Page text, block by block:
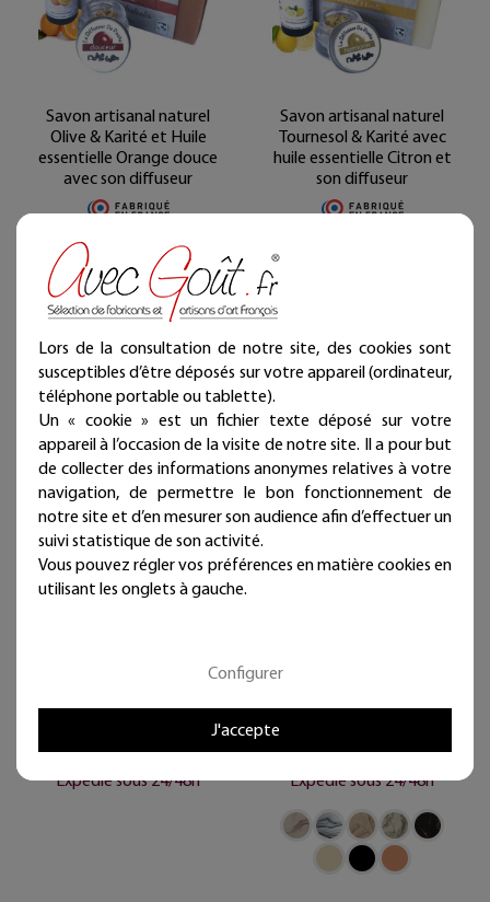
Savon artisanal naturel
Olive & Karité et Huile
essentielle Orange douce
avec son diffuseur
Livraison offerte
(en France métropolitaine)
Expédié sous 24/48h
Savon artisanal naturel
Tournesol & Karité avec
huile essentielle Citron et
son diffuseur
10,40 €
(en France métropolitaine)
Expédié sous 24/48h
21,00 €
(en France métropolitaine)
Expédié sous 24/48h
Lors de la consultation de notre site, des cookies sont
susceptibles d’être déposés sur votre appareil (ordinateur,
téléphone portable ou tablette).
Un « cookie » est un fichier texte déposé sur votre
appareil à l’occasion de la visite de notre site. Il a pour but
de collecter des informations anonymes relatives à votre
navigation, de permettre le bon fonctionnement de
notre site et d’en mesurer son audience afin d’effectuer un
suivi statistique de son activité.
Vous pouvez régler vos préférences en matière cookies en
utilisant les onglets à gauche.
Configurer
J'accepte